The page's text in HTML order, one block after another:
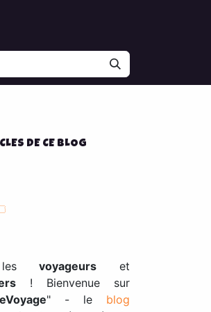
DE CE BLOG
lesvoyageurs et
! Bienvenue sur
" - le blog